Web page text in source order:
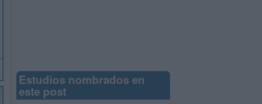
Estudios nombrados en
este post